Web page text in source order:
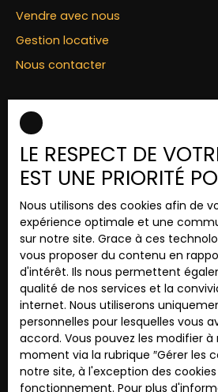
Vendre avec nous
Gestion locative
Nous contacter
INFORMATIONS
Nos honoraires
Mentions légales
Politique de confidentialité
Plan du site
Gérer les cookies
Propulsé par
+33 2 35 19 75
LE RESPECT DE
EST UNE PRIORITÉ
Nous utilisons des cookies afin de
expérience optimale et une
sur notre site. Grace à ces
vous proposer du contenu en
d'intérêt. Ils nous permettent
qualité de nos services et la
internet. Nous utiliserons
personnelles pour lesquelles vous
accord. Vous pouvez les modifier
moment via la rubrique ″Gérer les
notre site, à l'exception des
fonctionnement. Pour plus